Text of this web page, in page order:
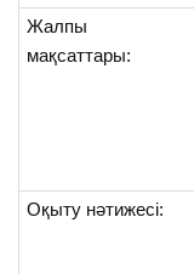
Жалпы
мақсаттары:
Оқыту нәтижесі: